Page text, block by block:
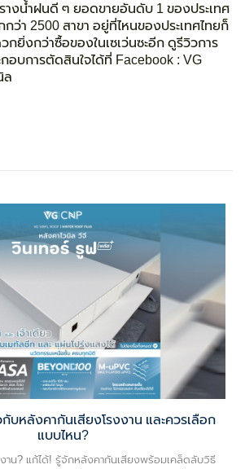
รางน้ำฝนดี ๆ ยอดขายอันดับ 1 ของประเทศ
ว่า 2500 สาขา อยู่ที่ไหนของประเทศไทยก็
กยิ่งกว่าซื้อของในเซเว่นซะอีก ดูรีวิวการ
อบการตัดสินใจได้ที่ Facebook : VG
ล
บหลังคากันเสียงโรงงาน และควรเลือก
แบบไหน?
าน? แก้ได้! รู้จักหลังคากันเสียงพร้อมเคล็ดลับวิธี